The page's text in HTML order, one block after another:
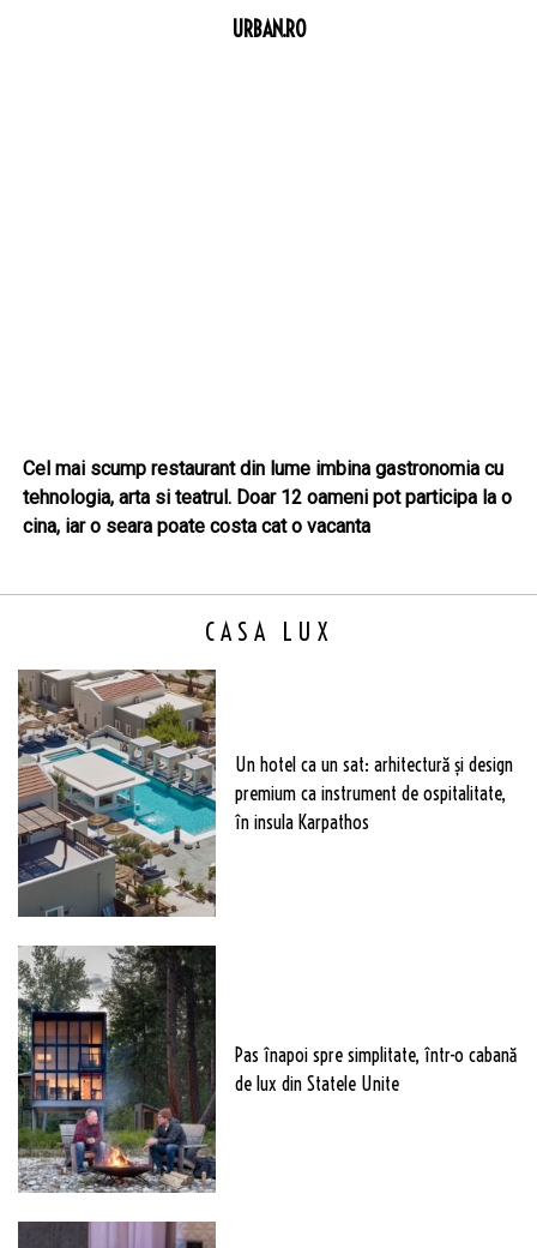
URBAN.RO
Cel mai scump restaurant din lume imbina gastronomia cu
tehnologia, arta si teatrul. Doar 12 oameni pot participa la o
cina, iar o seara poate costa cat o vacanta
CASA LUX
Un hotel ca un sat: arhitectură și design
premium ca instrument de ospitalitate,
în insula Karpathos
Pas înapoi spre simplitate, într-o cabană
de lux din Statele Unite